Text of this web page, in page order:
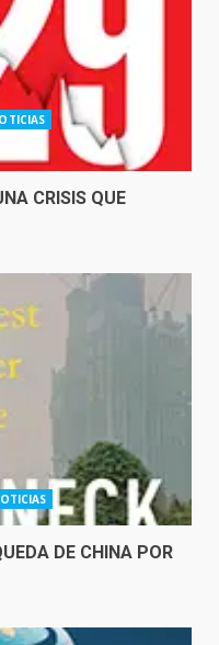
CRISIS QUE
DE CHINA POR